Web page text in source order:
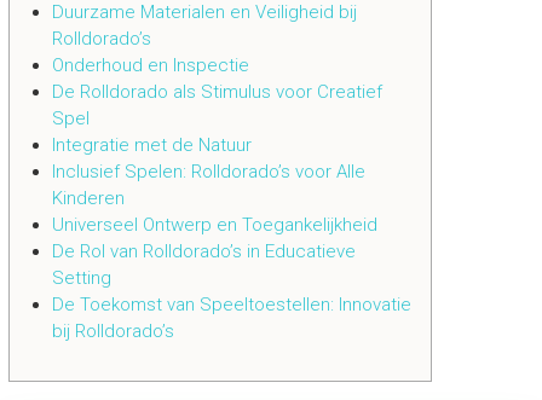
Duurzame Materialen en Veiligheid bij
Rolldorado’s
Onderhoud en Inspectie
De Rolldorado als Stimulus voor Creatief
Spel
Integratie met de Natuur
Inclusief Spelen: Rolldorado’s voor Alle
Kinderen
Universeel Ontwerp en Toegankelijkheid
De Rol van Rolldorado’s in Educatieve
Setting
De Toekomst van Speeltoestellen: Innovatie
bij Rolldorado’s